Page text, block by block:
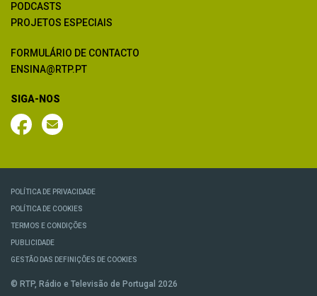
PODCASTS
PROJETOS ESPECIAIS
FORMULÁRIO DE CONTACTO
ENSINA@RTP.PT
SIGA-NOS
POLÍTICA DE PRIVACIDADE
POLÍTICA DE COOKIES
TERMOS E CONDIÇÕES
PUBLICIDADE
GESTÃO DAS DEFINIÇÕES DE COOKIES
© RTP, Rádio e Televisão de Portugal 2026